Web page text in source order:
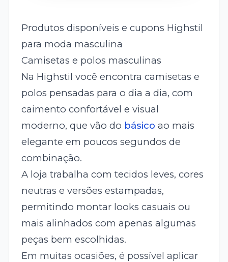
Produtos disponíveis e cupons Highstil
para moda masculina
Camisetas e polos masculinas
Na Highstil você encontra camisetas e
polos pensadas para o dia a dia, com
caimento confortável e visual
moderno, que vão do básico ao mais
elegante em poucos segundos de
combinação.
A loja trabalha com tecidos leves, cores
neutras e versões estampadas,
permitindo montar looks casuais ou
mais alinhados com apenas algumas
peças bem escolhidas.
Em muitas ocasiões, é possível aplicar